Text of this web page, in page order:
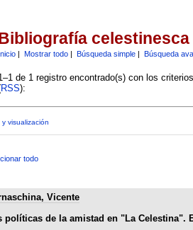
celestinesca
| Mostrar todo| Búsqueda simple| Búsqueda
de 1 registro encontrado(s) con los
RSS):
visualización
todo
Vicente
políticas de la amistad en "La Celestina".